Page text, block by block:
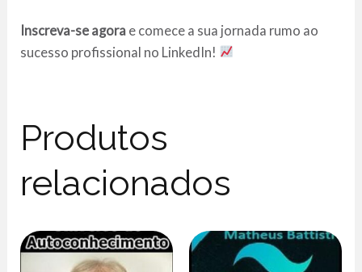
Inscreva-se agora e comece a sua jornada rumo ao
sucesso profissional no LinkedIn!
Produtos
relacionados